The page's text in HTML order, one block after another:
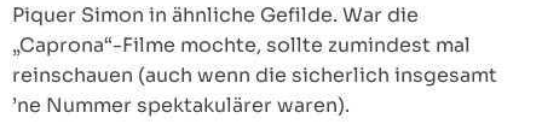
Piquer Simon in ähnliche Gefilde. War die
„Caprona“-Filme mochte, sollte zumindest mal
reinschauen (auch wenn die sicherlich insgesamt
’ne Nummer spektakulärer waren).